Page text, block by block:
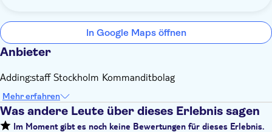
In Google Maps öffnen
Anbieter
Adding:staff Stockholm Kommanditbolag
Mehr erfahren
Was andere Leute über dieses Erlebnis sagen
Im Moment gibt es noch keine Bewertungen für dieses Erlebnis.